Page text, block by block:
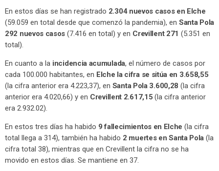
En estos días se han registrado 2.304 nuevos casos en Elche
(59.059 en total desde que comenzó la pandemia), en Santa Pola
292 nuevos casos (7.416 en total) y en Crevillent 271 (5.351 en
total).
En cuanto a la incidencia acumulada, el número de casos por
cada 100.000 habitantes, en Elche la cifra se sitúa en 3.658,55
(la cifra anterior era 4.223,37), en Santa Pola 3.600,28 (la cifra
anterior era 4.020,66) y en Crevillent 2.617,15 (la cifra anterior
era 2.932.02).
En estos tres días ha habido 9 fallecimientos en Elche (la cifra
total llega a 314), también ha habido 2 muertes en Santa Pola (la
cifra total 38), mientras que en Crevillent la cifra no se ha
movido en estos días. Se mantiene en 37.